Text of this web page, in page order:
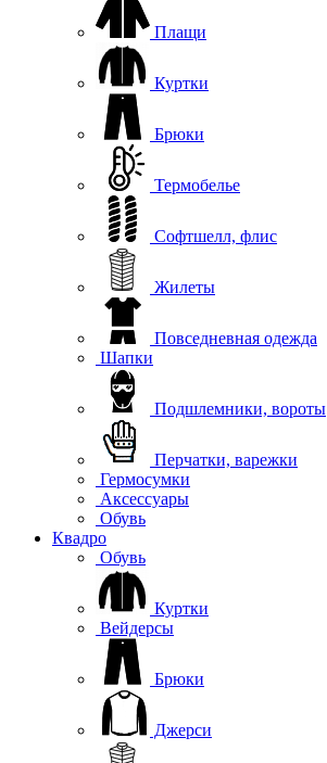
Плащи
Куртки
Брюки
Термобелье
Софтшелл, флис
Жилеты
Повседневная одежда
Шапки
Подшлемники, вороты
Перчатки, варежки
Гермосумки
Аксессуары
Обувь
Квадро
Обувь
Куртки
Вейдерсы
Брюки
Джерси